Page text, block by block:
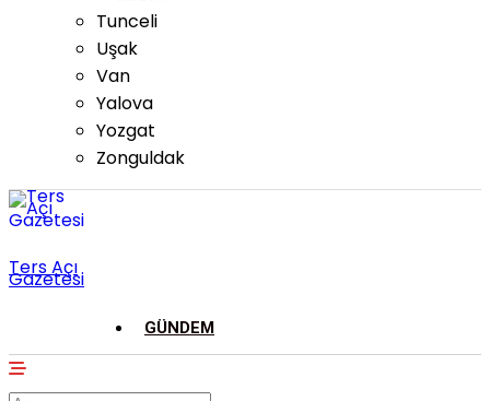
Tunceli
Uşak
Van
Yalova
Yozgat
Zonguldak
Ters Açı
Gazetesi
GÜNDEM